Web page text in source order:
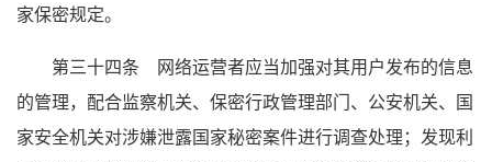
家保密规定。
第三十四条 网络运营者应当加强对其用户发布的信息
的管理，配合监察机关、保密行政管理部门、公安机关、国
家安全机关对涉嫌泄露国家秘密案件进行调查处理；发现利